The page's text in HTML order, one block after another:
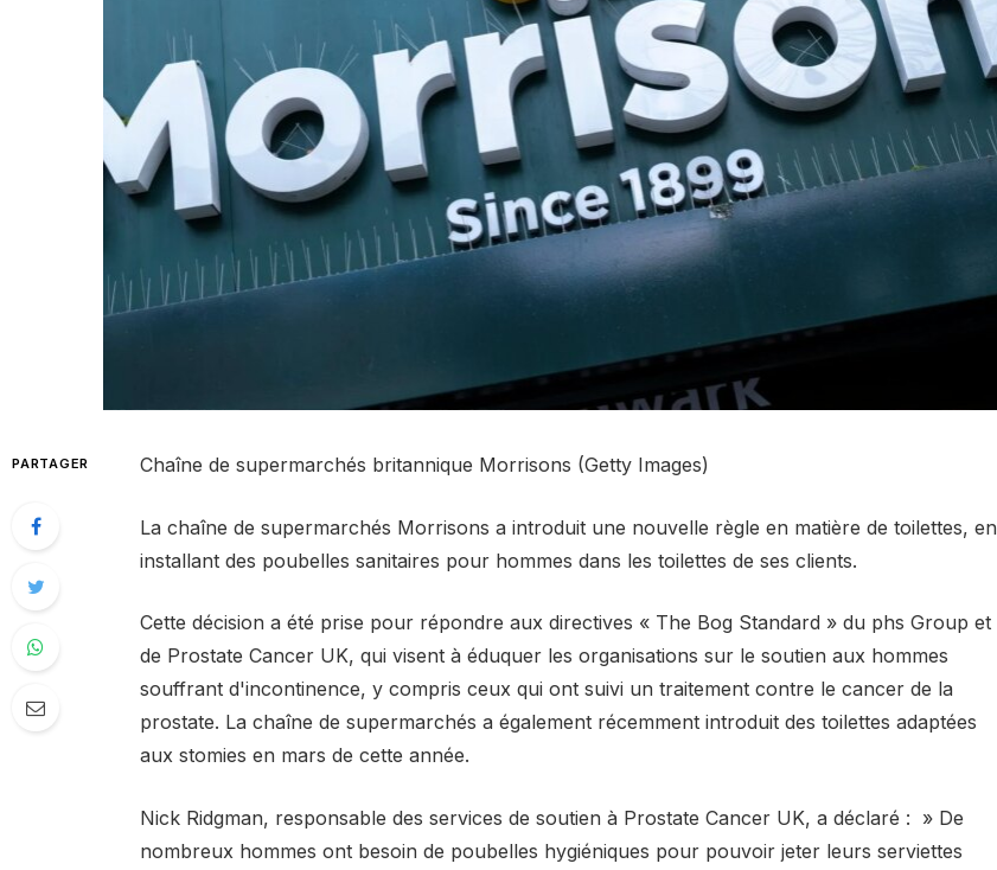
PARTAGER Chaîne de supermarchés britannique Morrisons (Getty Images)
La chaîne de supermarchés Morrisons a introduit une nouvelle règle en matière de toilettes, en
installant des poubelles sanitaires pour hommes dans les toilettes de ses clients.
Cette décision a été prise pour répondre aux directives « The Bog Standard » du phs Group et
de Prostate Cancer UK, qui visent à éduquer les organisations sur le soutien aux hommes
souffrant d'incontinence, y compris ceux qui ont suivi un traitement contre le cancer de la
prostate. La chaîne de supermarchés a également récemment introduit des toilettes adaptées
aux stomies en mars de cette année.
Nick Ridgman, responsable des services de soutien à Prostate Cancer UK, a déclaré : » De
nombreux hommes ont besoin de poubelles hygiéniques pour pouvoir jeter leurs serviettes